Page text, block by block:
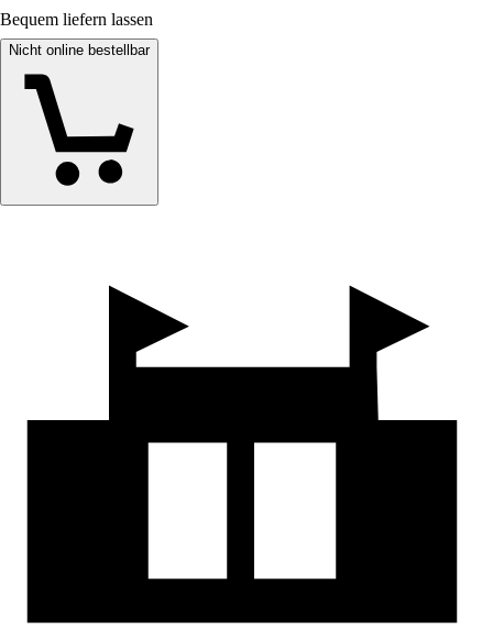
Bequem liefern lassen
Nicht online bestellbar